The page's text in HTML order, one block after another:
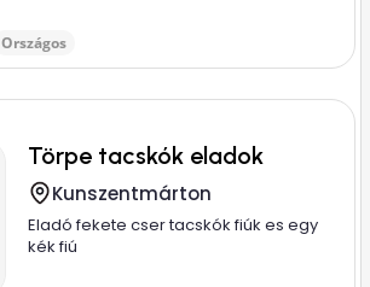
Országos
Törpe tacskók eladok
Kunszentmárton
Eladó fekete cser tacskók fiúk es egy
kék fiú